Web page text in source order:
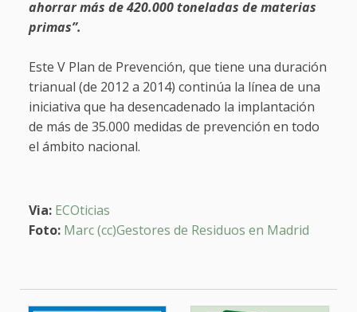
ahorrar más de 420.000 toneladas de materias
primas”.
Este V Plan de Prevención, que tiene una duración
trianual (de 2012 a 2014) continúa la línea de una
iniciativa que ha desencadenado la implantación
de más de 35.000 medidas de prevención en todo
el ámbito nacional.
Via: ECOticias
Foto: Marc (cc)Gestores de Residuos en Madrid